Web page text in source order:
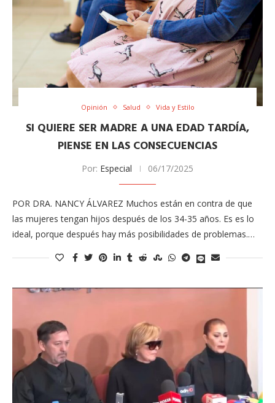
Opinión Salud Vida y Estilo
SI QUIERE SER MADRE A UNA EDAD TARDÍA,
PIENSE EN LAS CONSECUENCIAS
Por: Especial 06/17/2025
POR DRA. NANCY ÁLVAREZ Muchos están en contra de que
las mujeres tengan hijos después de los 34-35 años. Es es lo
ideal, porque después hay más posibilidades de problemas.…